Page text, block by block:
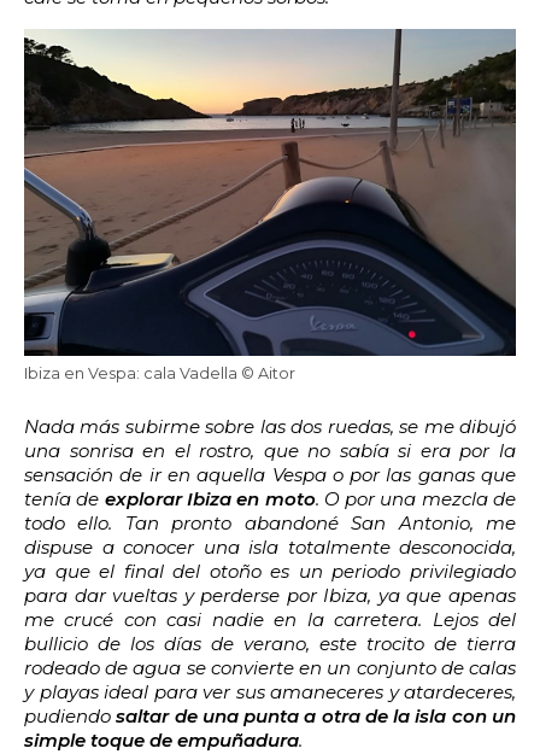
Ibiza en Vespa: cala Vadella © Aitor
Nada más subirme sobre las dos ruedas, se me dibujó
una sonrisa en el rostro, que no sabía si era por la
sensación de ir en aquella Vespa o por las ganas que
tenía de explorar Ibiza en moto. O por una mezcla de
todo ello. Tan pronto abandoné San Antonio, me
dispuse a conocer una isla totalmente desconocida,
ya que el final del otoño es un periodo privilegiado
para dar vueltas y perderse por Ibiza, ya que apenas
me crucé con casi nadie en la carretera. Lejos del
bullicio de los días de verano, este trocito de tierra
rodeado de agua se convierte en un conjunto de calas
y playas ideal para ver sus amaneceres y atardeceres,
pudiendosaltar de una punta a otra de la isla con un
simple toque de empuñadura.